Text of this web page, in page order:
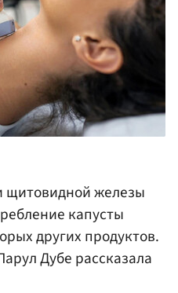
щитовидной железы
капусты
других продуктов.
Дубе рассказала